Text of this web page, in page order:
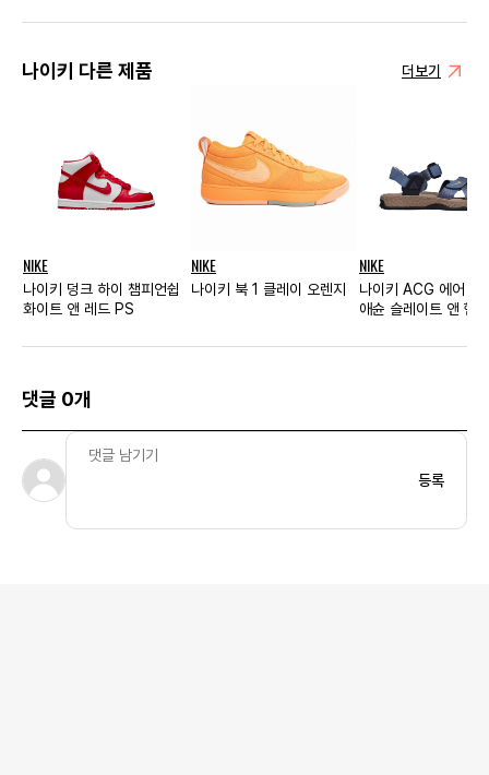
나이키 다른 제품 더보기
NIKE
나이키 덩크 하이 챔피언쉽
화이트 앤 레드 PS
NIKE
나이키 북 1 클레이 오렌지
NIKE
나이키 ACG 에어 데
애슌 슬레이트 앤 헴프
댓글 0개
등록